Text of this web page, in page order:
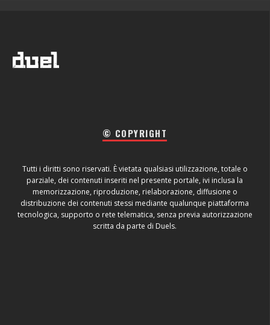
© COPYRIGHT
Tutti i diritti sono riservati. È vietata qualsiasi utilizzazione, totale o
parziale, dei contenuti inseriti nel presente portale, ivi inclusa la
memorizzazione, riproduzione, rielaborazione, diffusione o
distribuzione dei contenuti stessi mediante qualunque piattaforma
tecnologica, supporto o rete telematica, senza previa autorizzazione
scritta da parte di Duels.